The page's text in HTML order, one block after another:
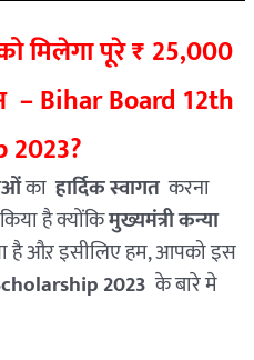
मिलेगा पूरे ₹ 25,000
– Bihar Board 12th
2023?
का हार्दिक स्वागत करना
है क्योंकिमुख्यमंत्री कन्या
है औऱ इसीलिए हम, आपको इस
2023 के बारे मे